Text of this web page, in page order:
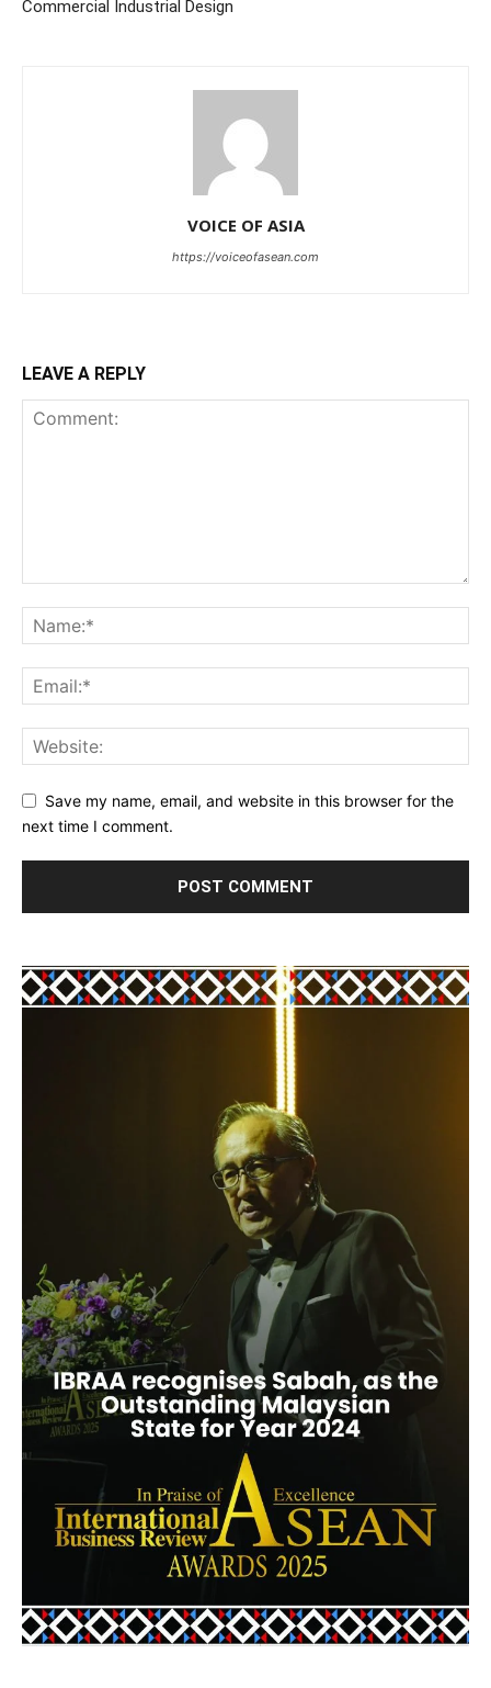
Commercial Industrial Design
VOICE OF ASIA
https://voiceofasean.com
LEAVE A REPLY
Save my name, email, and website in this browser for the
next time I comment.